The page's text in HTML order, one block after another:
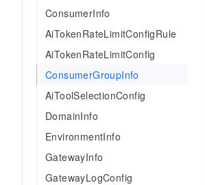
ConsumerInfo
AiTokenRateLimitConfigRule
AiTokenRateLimitConfig
ConsumerGroupInfo
AiToolSelectionConfig
DomainInfo
EnvironmentInfo
GatewayInfo
GatewayLogConfig